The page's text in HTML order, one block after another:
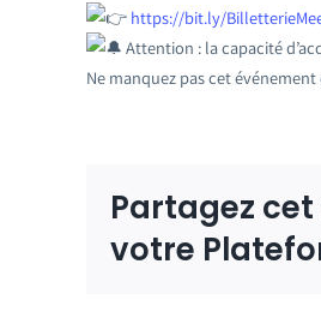
https://bit.ly/
Attention : la capacité
Ne manquez pas cet
Partagez
votre